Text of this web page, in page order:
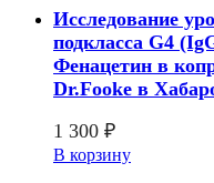
Исследование
подкласса G4
Фенацетин в
Dr.Fooke в
1 300 ₽
В корзину